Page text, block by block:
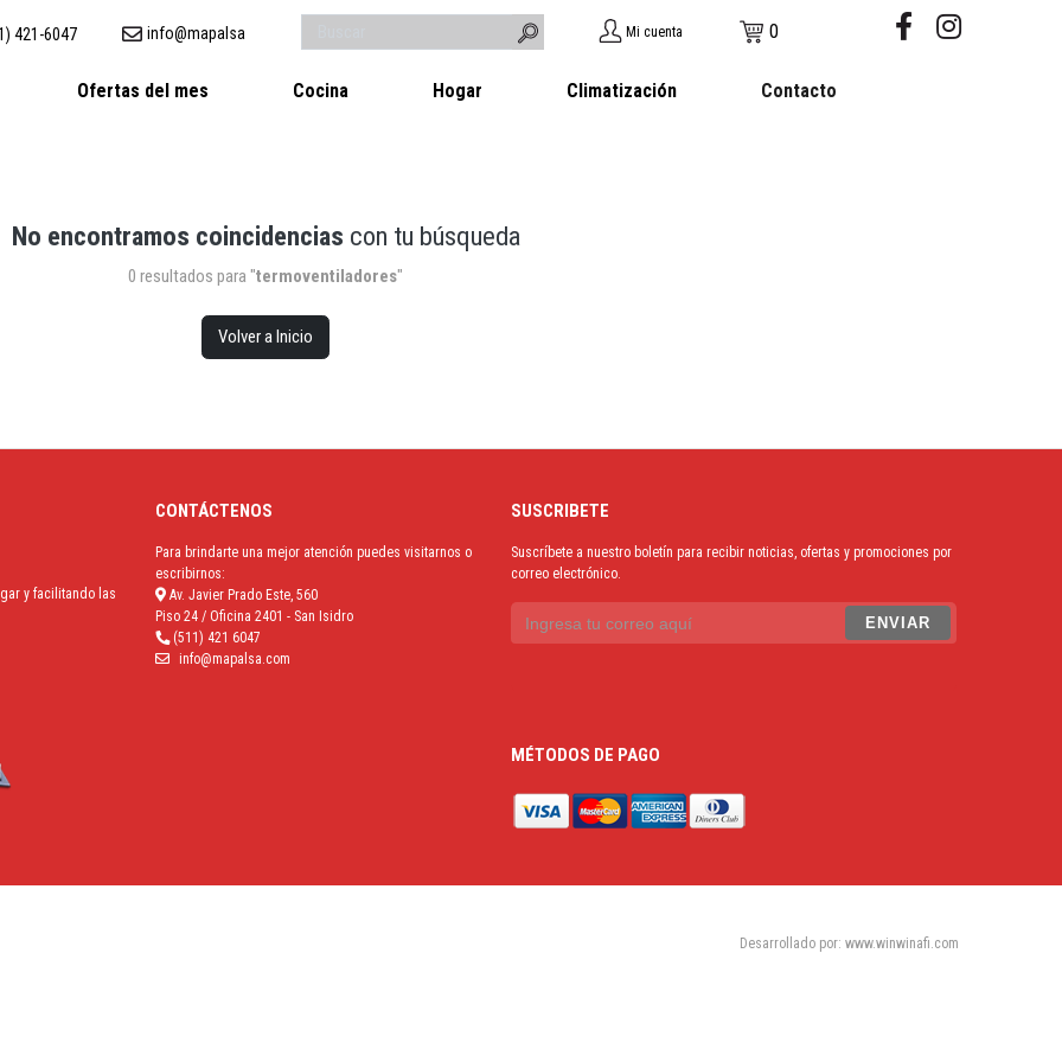
421-6047 info@mapalsa Mi cuenta 0
Ofertas del mes Cocina Hogar Climatización Contacto
No encontramos coincidencias con tu búsqueda
0 resultados para "termoventiladores"
Volver a Inicio
y facilitando las
CONTÁCTENOS
Para brindarte una mejor atención puedes visitarnos o
escribirnos:
Av. Javier Prado Este, 560
Piso 24 / Oficina 2401 - San Isidro
(511) 421 6047
info@mapalsa.com
SUSCRIBETE
Suscríbete a nuestro boletín para recibir noticias, ofertas y promociones por
correo electrónico.
MÉTODOS DE PAGO
Desarrollado por: www.winwinafi.com